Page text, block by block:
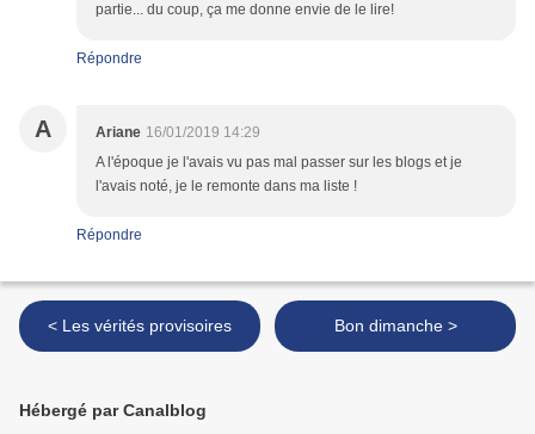
partie... du coup, ça me donne envie de le lire!
Répondre
A Ariane 16/01/2019 14:29
A l'époque je l'avais vu pas mal passer sur les blogs et je
l'avais noté, je le remonte dans ma liste !
Répondre
< Les vérités provisoires Bon dimanche >
Hébergé par Canalblog